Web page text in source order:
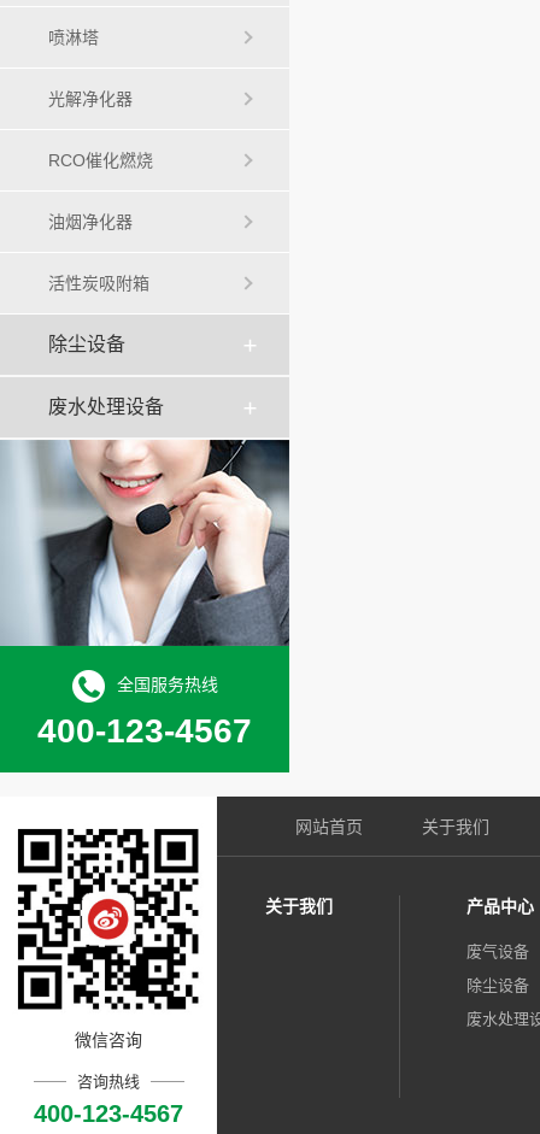
喷淋塔
光解净化器
RCO催化燃烧
油烟净化器
活性炭吸附箱
除尘设备
废水处理设备
全国服务热线
400-123-4567
微信咨询
咨询热线
400-123-4567
网站首页 关于我们
关于我们 产品中心
废气设备
除尘设备
废水处理